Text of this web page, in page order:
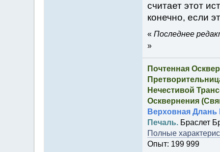
считает этот
конечно, если
« Последнее
»
Почтенная
Нечестивой
Осквернения
Верховная Длань
Печаль.Браслет
Полные
Опыт: 199 999